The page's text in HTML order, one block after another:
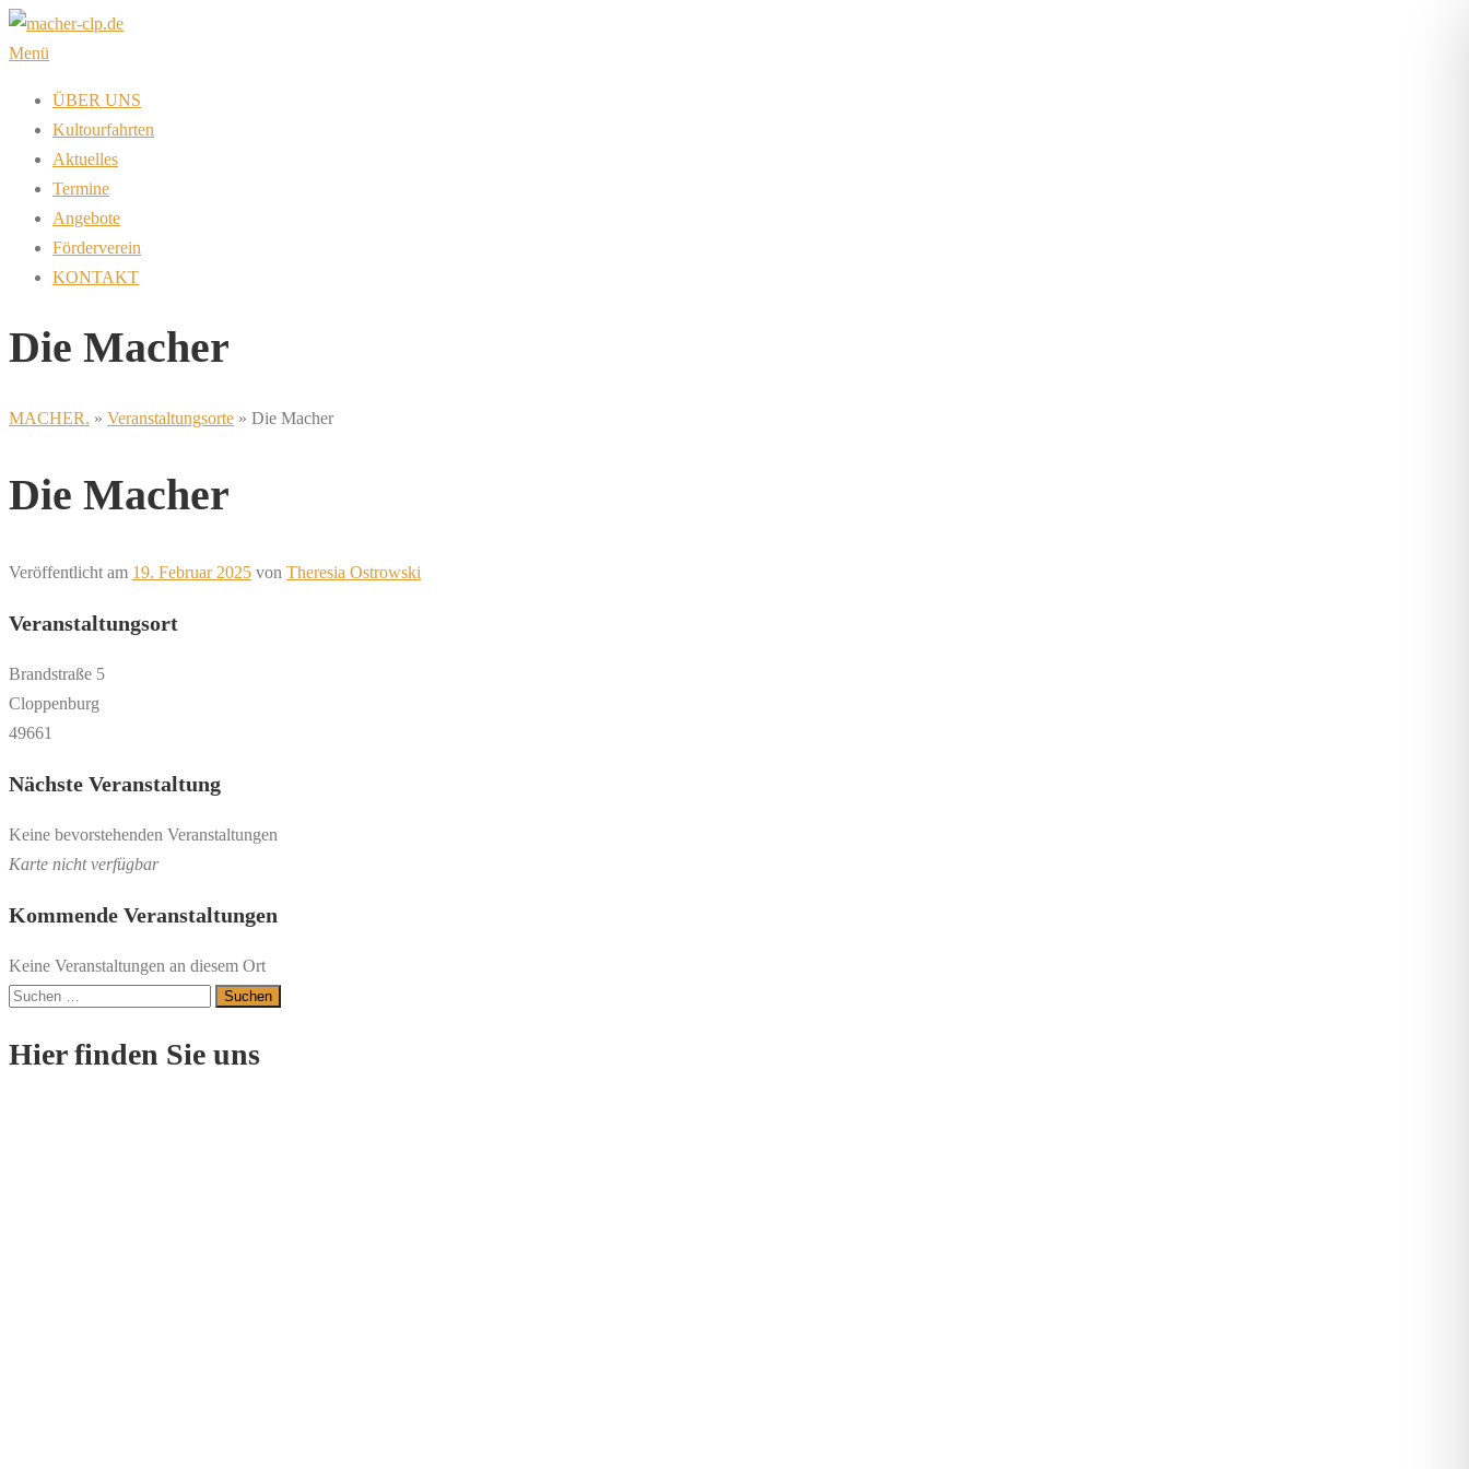
Zum
Inhalt
Menü
ÜBER UNS
Kultourfahrten
Aktuelles
Termine
Angebote
Förderverein
KONTAKT
Die Macher
MACHER. » Veranstaltungsorte » Die Macher
Die Macher
Veröffentlicht am 19. Februar 2025 von Theresia Ostrowski
Veranstaltungsort
Brandstraße 5
Cloppenburg
49661
Nächste Veranstaltung
Keine bevorstehenden Veranstaltungen
Karte nicht verfügbar
Kommende Veranstaltungen
Keine Veranstaltungen an diesem Ort
Suchen
Hier finden Sie uns